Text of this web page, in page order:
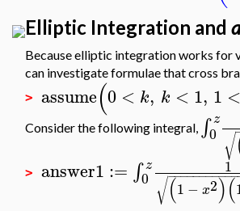
Elliptic Integration and
Because elliptic integration works for
can investigate formulae that cross
> assume(0 < k, k < 1, 1 <
Consider the following integral, ∫ z
0 √
> answer1 := ∫ z
0
1
(1 − x2)(
−−−−−−−−−−−
√